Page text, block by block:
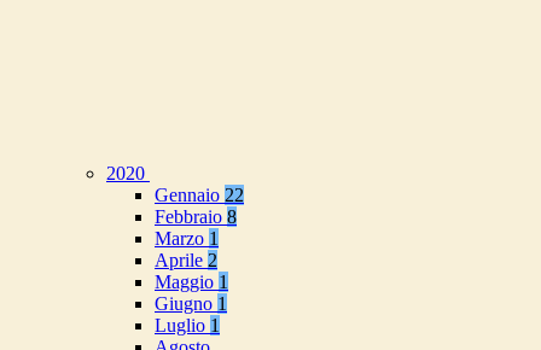
2020
Gennaio 22
Febbraio 8
Marzo 1
Aprile 2
Maggio 1
Giugno 1
Luglio 1